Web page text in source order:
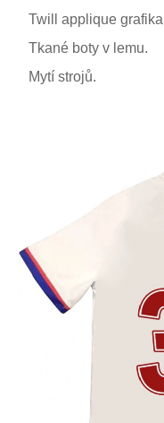
Twill applique
Tkané boty v lemu.
Mytí strojů.